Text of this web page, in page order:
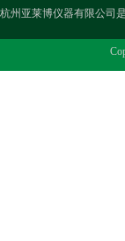
杭州亚莱博仪器有限公司